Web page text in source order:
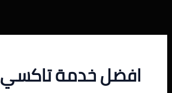
المحتوى
افضل خدمة تاكسي